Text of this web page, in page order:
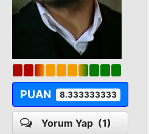
PUAN 8.333333333
Yorum Yap (1)